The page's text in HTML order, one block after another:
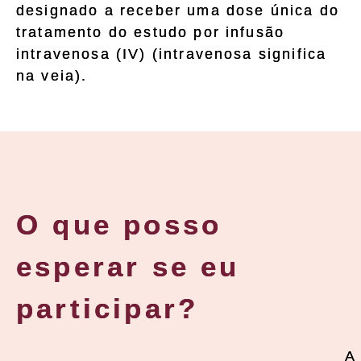
designado a receber uma dose única do
tratamento do estudo por infusão
intravenosa (IV) (intravenosa significa
na veia).
O que posso
esperar se eu
participar?
A